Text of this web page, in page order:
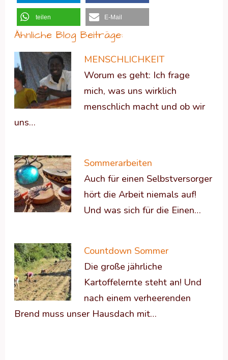
teilen E-Mail
Ähnliche Blog Beiträge:
MENSCHLICHKEIT
Worum es geht: Ich frage
mich, was uns wirklich
menschlich macht und ob wir
uns…
Sommerarbeiten
Auch für einen Selbstversorger
hört die Arbeit niemals auf!
Und was sich für die Einen…
Countdown Sommer
Die große jährliche
Kartoffelernte steht an! Und
nach einem verheerenden
Brend muss unser Hausdach mit…